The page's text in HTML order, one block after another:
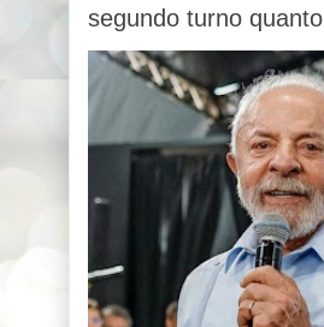
segundo turno